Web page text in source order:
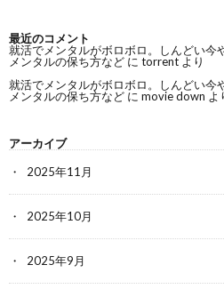
最近のコメント
就活でメンタルがボロボロ。しんどい今
メンタルの保ち方など に torrent より
就活でメンタルがボロボロ。しんどい今
メンタルの保ち方など に movie down よ
アーカイブ
2025年11月
2025年10月
2025年9月